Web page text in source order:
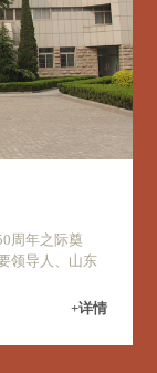
周年之际奠
领导人、山东
+详情